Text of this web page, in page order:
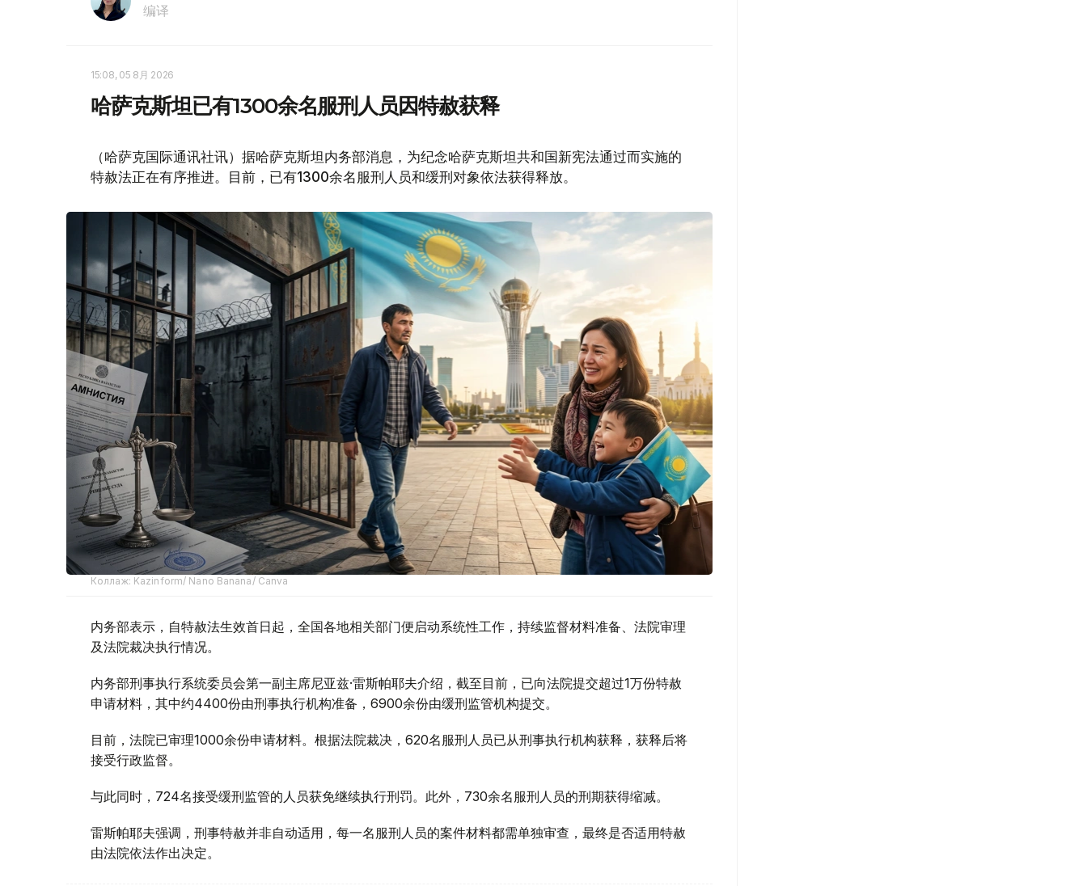
编译
15:08, 05 8月 2026
哈萨克斯坦已有1300余名服刑人员因特赦获释
（哈萨克国际通讯社讯）据哈萨克斯坦内务部消息，为纪念哈萨克斯坦共和国新宪法通过而实施的
特赦法正在有序推进。目前，已有1300余名服刑人员和缓刑对象依法获得释放。
Коллаж: Kazinform/ Nano Banana/ Canva
内务部表示，自特赦法生效首日起，全国各地相关部门便启动系统性工作，持续监督材料准备、法院审理
及法院裁决执行情况。
内务部刑事执行系统委员会第一副主席尼亚兹·雷斯帕耶夫介绍，截至目前，已向法院提交超过1万份特赦
申请材料，其中约4400份由刑事执行机构准备，6900余份由缓刑监管机构提交。
目前，法院已审理1000余份申请材料。根据法院裁决，620名服刑人员已从刑事执行机构获释，获释后将
接受行政监督。
与此同时，724名接受缓刑监管的人员获免继续执行刑罚。此外，730余名服刑人员的刑期获得缩减。
雷斯帕耶夫强调，刑事特赦并非自动适用，每一名服刑人员的案件材料都需单独审查，最终是否适用特赦
由法院依法作出决定。